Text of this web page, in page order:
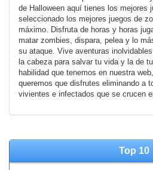
de Halloween aquí tienes los mejores
seleccionado los mejores juegos de
máximo. Disfruta de horas y horas
matar zombies, dispara, pelea y lo
su ataque. Vive aventuras
la cabeza para salvar tu vida y la de
habilidad que tenemos en nuestra
queremos que disfrutes eliminando a
vivientes e infectados que se crucen
Top 10